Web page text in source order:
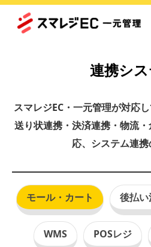
連携シ
スマレジEC・一元管理が対応
送り状連携・決済連携・物流
応、システム連
モール・カート 後払
WMS POSレジ